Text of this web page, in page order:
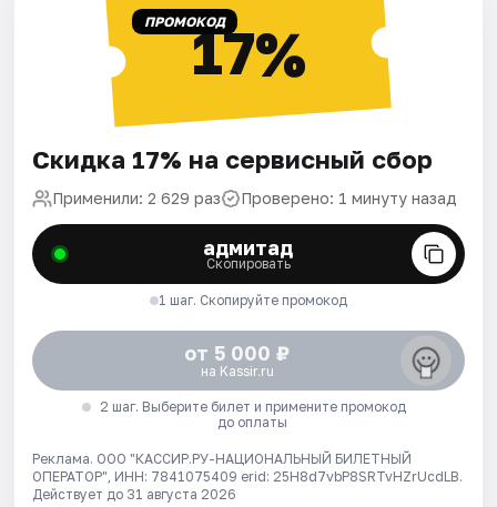
ПРОМОКОД17%
Скидка 17% на сервисный сбор
Применили: 2 629 раз Проверено: 1 минуту назад
адмитад
Скопировать
1 шаг. Скопируйте промокод
от 5 000 ₽
на Kassir.ru
2 шаг. Выберите билет и примените промокод
до оплаты
Реклама. ООО "КАССИР.РУ-НАЦИОНАЛЬНЫЙ БИЛЕТНЫЙ
ОПЕРАТОР", ИНН: 7841075409 erid: 25H8d7vbP8SRTvHZrUcdLB.
Действует до 31 августа 2026